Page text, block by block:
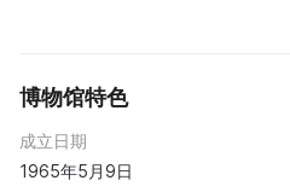
博物馆特色
成立日期
1965年5月9日